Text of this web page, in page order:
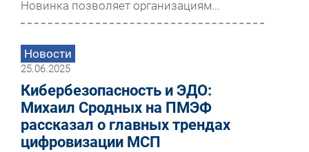
Новинка позволяет организациям...
Новости
25.06.2025
Кибербезопасность и ЭДО:
Михаил Сродных на ПМЭФ
рассказал о главных трендах
цифровизации МСП